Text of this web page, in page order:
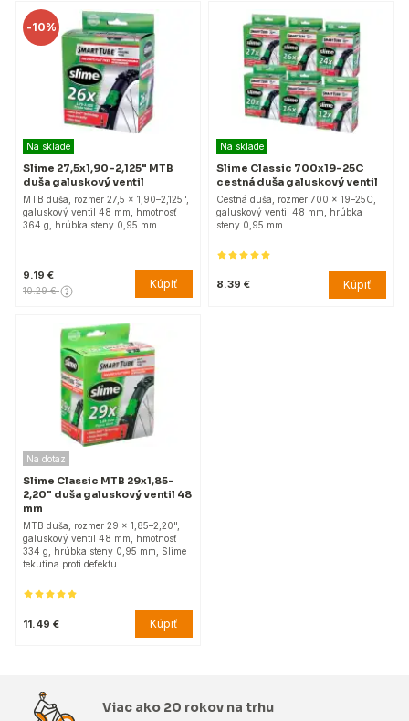
-10%
Na sklade
Slime 27,5x1,90–2,125" MTB
duša galuskový ventil
MTB duša, rozmer 27,5 x 1,90–2,125",
galuskový ventil 48 mm, hmotnosť
364 g, hrúbka steny 0,95 mm.
9.19 €
10.29 € Kúpiť
Na sklade
Slime Classic 700x19–25C
cestná duša galuskový ventil
Cestná duša, rozmer 700 x 19–25C,
galuskový ventil 48 mm, hrúbka
steny 0,95 mm.
8.39 € Kúpiť
Na dotaz
Slime Classic MTB 29x1,85–
2,20" duša galuskový ventil 48
mm
MTB duša, rozmer 29 x 1,85–2,20",
galuskový ventil 48 mm, hmotnosť
334 g, hrúbka steny 0,95 mm, Slime
tekutina proti defektu.
11.49 € Kúpiť
Viac ako 20 rokov na trhu